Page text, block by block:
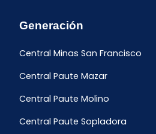
Generación
Central Minas San Francisco
Central Paute Mazar
Central Paute Molino
Central Paute Sopladora